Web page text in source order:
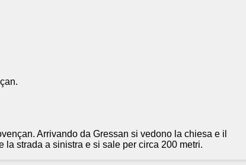
Arrivando da Gressan si vedono la chiesa e il
strada a sinistra e si sale per circa 200 metri.